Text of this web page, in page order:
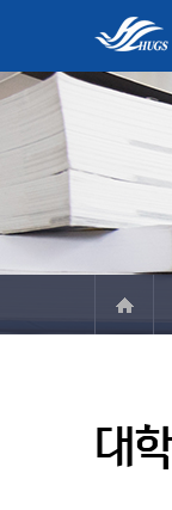
미션,
결산공고
추경예
입학
석사학
정치
외교안
한국연
글로
소개
자료실
대학
대